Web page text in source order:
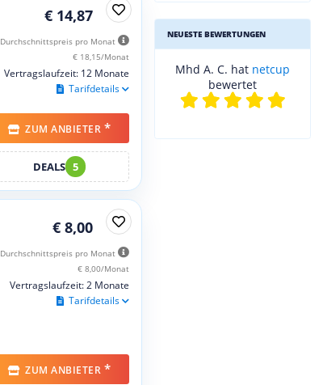
€ 14,87
Durchschnittspreis pro Monat
€ 18,15/Monat
Vertragslaufzeit: 12 Monate
Tarifdetails
ZUM ANBIETER *
DEALS 5
€ 8,00
Durchschnittspreis pro Monat
€ 8,00/Monat
Vertragslaufzeit: 2 Monate
Tarifdetails
ZUM ANBIETER *
NEUESTE BEWERTUNGEN
Mhd A. C. hat netcup
bewertet